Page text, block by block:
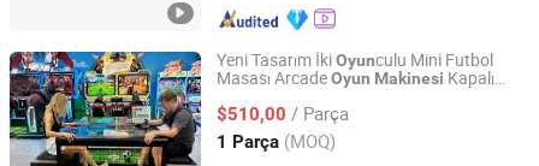
Yeni Tasarım İkiOyunculu Mini Futbol
Masası ArcadeOyun Makinesi Kapalı
$510,00 / Parça
1 Parça (MOQ)
Guangzhou Mei Yi Lian Anime Technology Co., Ltd.
Guangdong, China Fiyat 2026